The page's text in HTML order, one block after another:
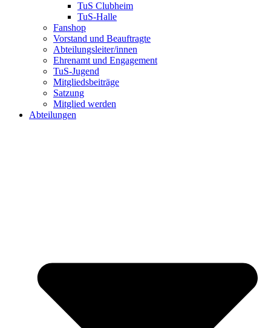
TuS Clubheim
TuS-Halle
Fanshop
Vorstand und Beauftragte
Abteilungsleiter/innen
Ehrenamt und Engagement
TuS-Jugend
Mitgliedsbeiträge
Satzung
Mitglied werden
Abteilungen